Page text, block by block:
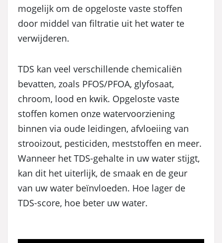
mogelijk om de opgeloste vaste stoffen
door middel van filtratie uit het water te
verwijderen.
TDS kan veel verschillende chemicaliën
bevatten, zoals PFOS/PFOA, glyfosaat,
chroom, lood en kwik. Opgeloste vaste
stoffen komen onze watervoorziening
binnen via oude leidingen, afvloeiing van
strooizout, pesticiden, meststoffen en meer.
Wanneer het TDS-gehalte in uw water stijgt,
kan dit het uiterlijk, de smaak en de geur
van uw water beïnvloeden. Hoe lager de
TDS-score, hoe beter uw water.